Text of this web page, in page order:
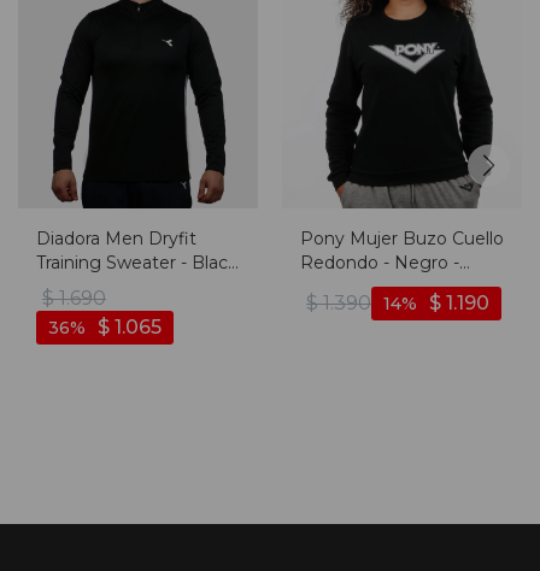
Diadora Men Dryfit
Training Sweater - Black
- Negro
$ 1.690
$ 1.065
36
Pony Mujer Buzo Cuello
Redondo - Negro -
$ 1.390 $ 1.190
14